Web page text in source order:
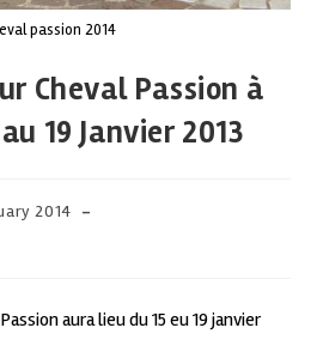
passion 2014
Cheval Passion à
19 Janvier 2013
2014
aura lieu du 15 eu 19 janvier